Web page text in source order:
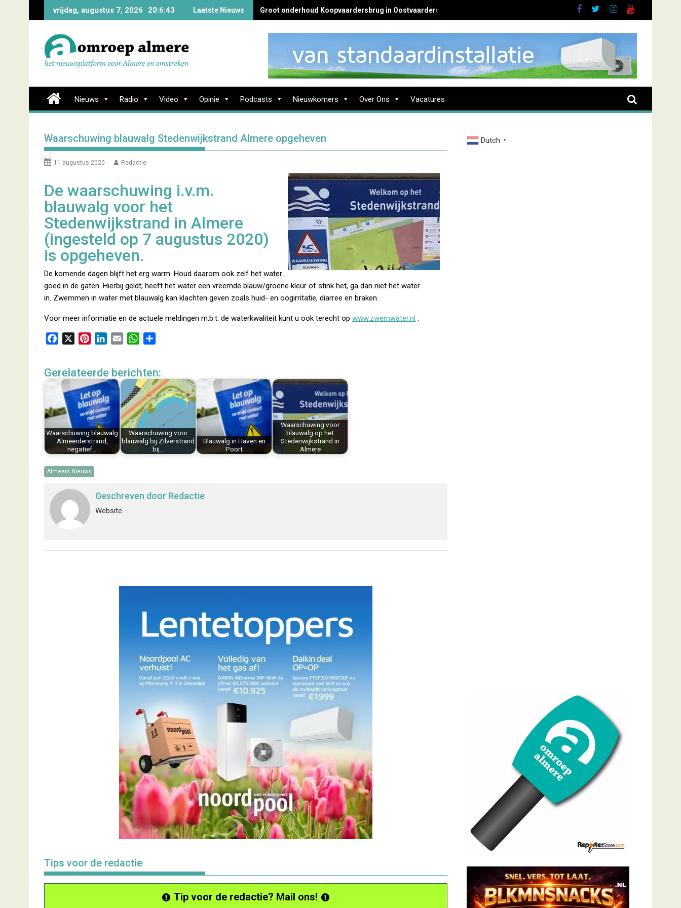
vrijdag, augustus 7, 2026 20:6:44 Laatste Nieuws Groot onderhoud Koopvaardersbrug in Oostvaardersbuurt
Nieuws Radio Video Opinie Podcasts Nieuwkomers Over Ons Vacatures
Waarschuwing blauwalg Stedenwijkstrand Almere opgeheven
11 augustus 2020 Redactie
De waarschuwing i.v.m.
blauwalg voor het
Stedenwijkstrand in Almere
(ingesteld op 7 augustus 2020)
is opgeheven.
De komende dagen blijft het erg warm. Houd daarom ook zelf het water
goed in de gaten. Hierbij geldt; heeft het water een vreemde blauw/groene kleur of stink het, ga dan niet het water
in. Zwemmen in water met blauwalg kan klachten geven zoals huid- en oogirritatie, diarree en braken.
Voor meer informatie en de actuele meldingen m.b.t. de waterkwaliteit kunt u ook terecht op www.zwemwater.nl .
e
b
o
t
e
r
e
s
t
k
e
d
I
n
i
W
t
s
A
p
p
e
n
Gerelateerde berichten:
Waarschuwing blauwalg
Almeerderstrand,
negatief…
Waarschuwing voor
blauwalg bij Zilverstrand
bij…
Blauwalg in Haven en
Poort
Waarschuwing voor
blauwalg op het
Stedenwijkstrand in
Almere
Almeers Nieuws
Geschreven door Redactie
Website
Tips voor de redactie
Tip voor de redactie? Mail ons!
Dutch ▼